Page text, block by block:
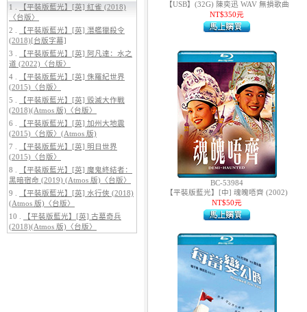
4.【平裝版藍光】[英] 穿著PRADA
的惡魔 2 (2026)[台版字幕]
5.【平裝版藍光】[英] 巔峰獵殺
(2026)
1 .
【平裝版藍光】[英] 紅雀 (2018)
〈台版〉
2 .
【平裝版藍光】[英] 潛艦獵殺令
(2018)[台版字幕]
3 .
【平裝版藍光】[英] 阿凡達：水之
道 (2022)〈台版〉
4 .
【平裝版藍光】[英] 侏羅紀世界
(2015)〈台版〉
5 .
【平裝版藍光】[英] 毀滅大作戰
(2018)(Atmos 版)〈台版〉
6 .
【平裝版藍光】[英] 加州大地震
(2015)〈台版〉(Atmos 版)
7 .
【平裝版藍光】[英] 明日世界
(2015)〈台版〉
8 .
【平裝版藍光】[英] 魔鬼終結者：
黑暗宿命 (2019) (Atmos 版)〈台版〉
9 .
【平裝版藍光】[英] 水行俠 (2018)
(Atmos 版)〈台版〉
10 .
【平裝版藍光】[英] 古墓奇兵
(2018)(Atmos 版)〈台版〉
【USB】(32G) 陳奕迅 WAV 無損歌曲
NT$350元
BC-53984
【平裝版藍光】[中] 魂魄唔齊 (2002)
NT$50元